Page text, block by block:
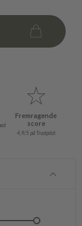
Fremragende
score
4,9/5 på Trustpilot